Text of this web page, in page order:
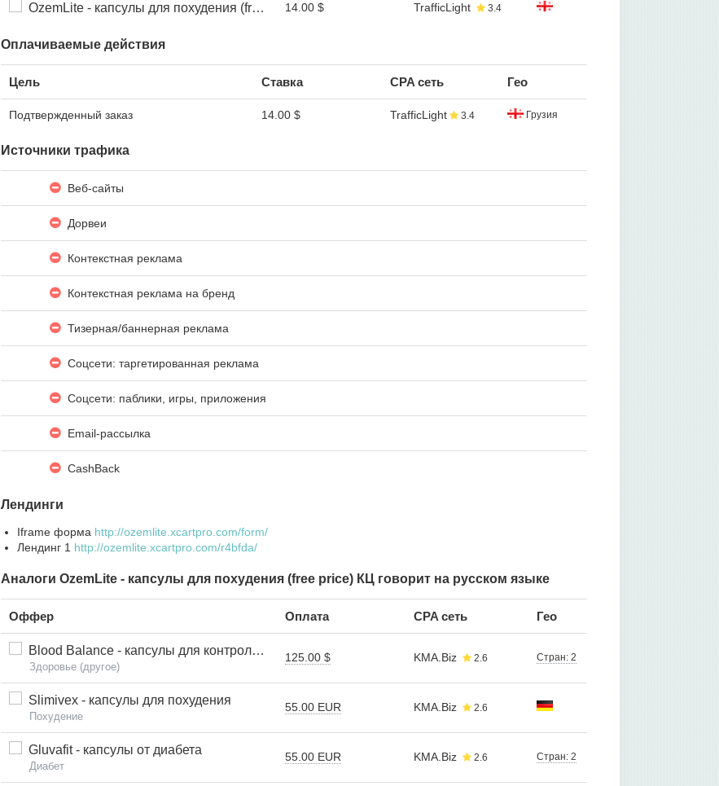
OzemLite - капсулы для похудения (free price) КЦ говорит на русском языке 14.00 $ TrafficLight 3.4
Оплачиваемые действия
Цель Ставка CPA сеть Гео
Подтвержденный заказ 14.00 $ TrafficLight 3.4 Грузия
Источники трафика
Веб-сайты
Дорвеи
Контекстная реклама
Контекстная реклама на бренд
Тизерная/баннерная реклама
Соцсети: таргетированная реклама
Соцсети: паблики, игры, приложения
Email-рассылка
CashBack
Лендинги
Iframe форма http://ozemlite.xcartpro.com/form/
Лендинг 1 http://ozemlite.xcartpro.com/r4bfda/
Аналоги OzemLite - капсулы для похудения (free price) КЦ говорит на русском языке
Оффер Оплата CPA сеть Гео
Blood Balance - капсулы для контроля давления и сахара в крови
Здоровье (другое)
125.00 $ KMA.Biz 2.6 Стран: 2
Slimivex - капсулы для похудения
Похудение
55.00 EUR KMA.Biz 2.6
Gluvafit - капсулы от диабета
Диабет
55.00 EUR KMA.Biz 2.6 Стран: 2